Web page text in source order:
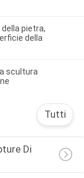
pietra,
della
scultura
Tutti
Di